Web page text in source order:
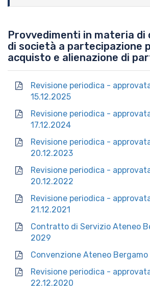
Provvedimenti in materia
di società a partecipazione
acquisto e alienazione di
Revisione periodica -
15.12.2025
Revisione periodica -
17.12.2024
Revisione periodica -
20.12.2023
Revisione periodica -
20.12.2022
Revisione periodica -
21.12.2021
Contratto di Servizio Ateneo
2029
Convenzione Ateneo
Revisione periodica -
22.12.2020